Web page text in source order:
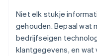
Niet elk stukje
gehouden. Bepaal wat
bedrijfseigen
klantgegevens, en wat